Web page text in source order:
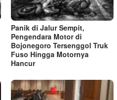
Panik di Jalur Sempit,
Pengendara Motor di
Bojonegoro Tersenggol Truk
Fuso Hingga Motornya
Hancur